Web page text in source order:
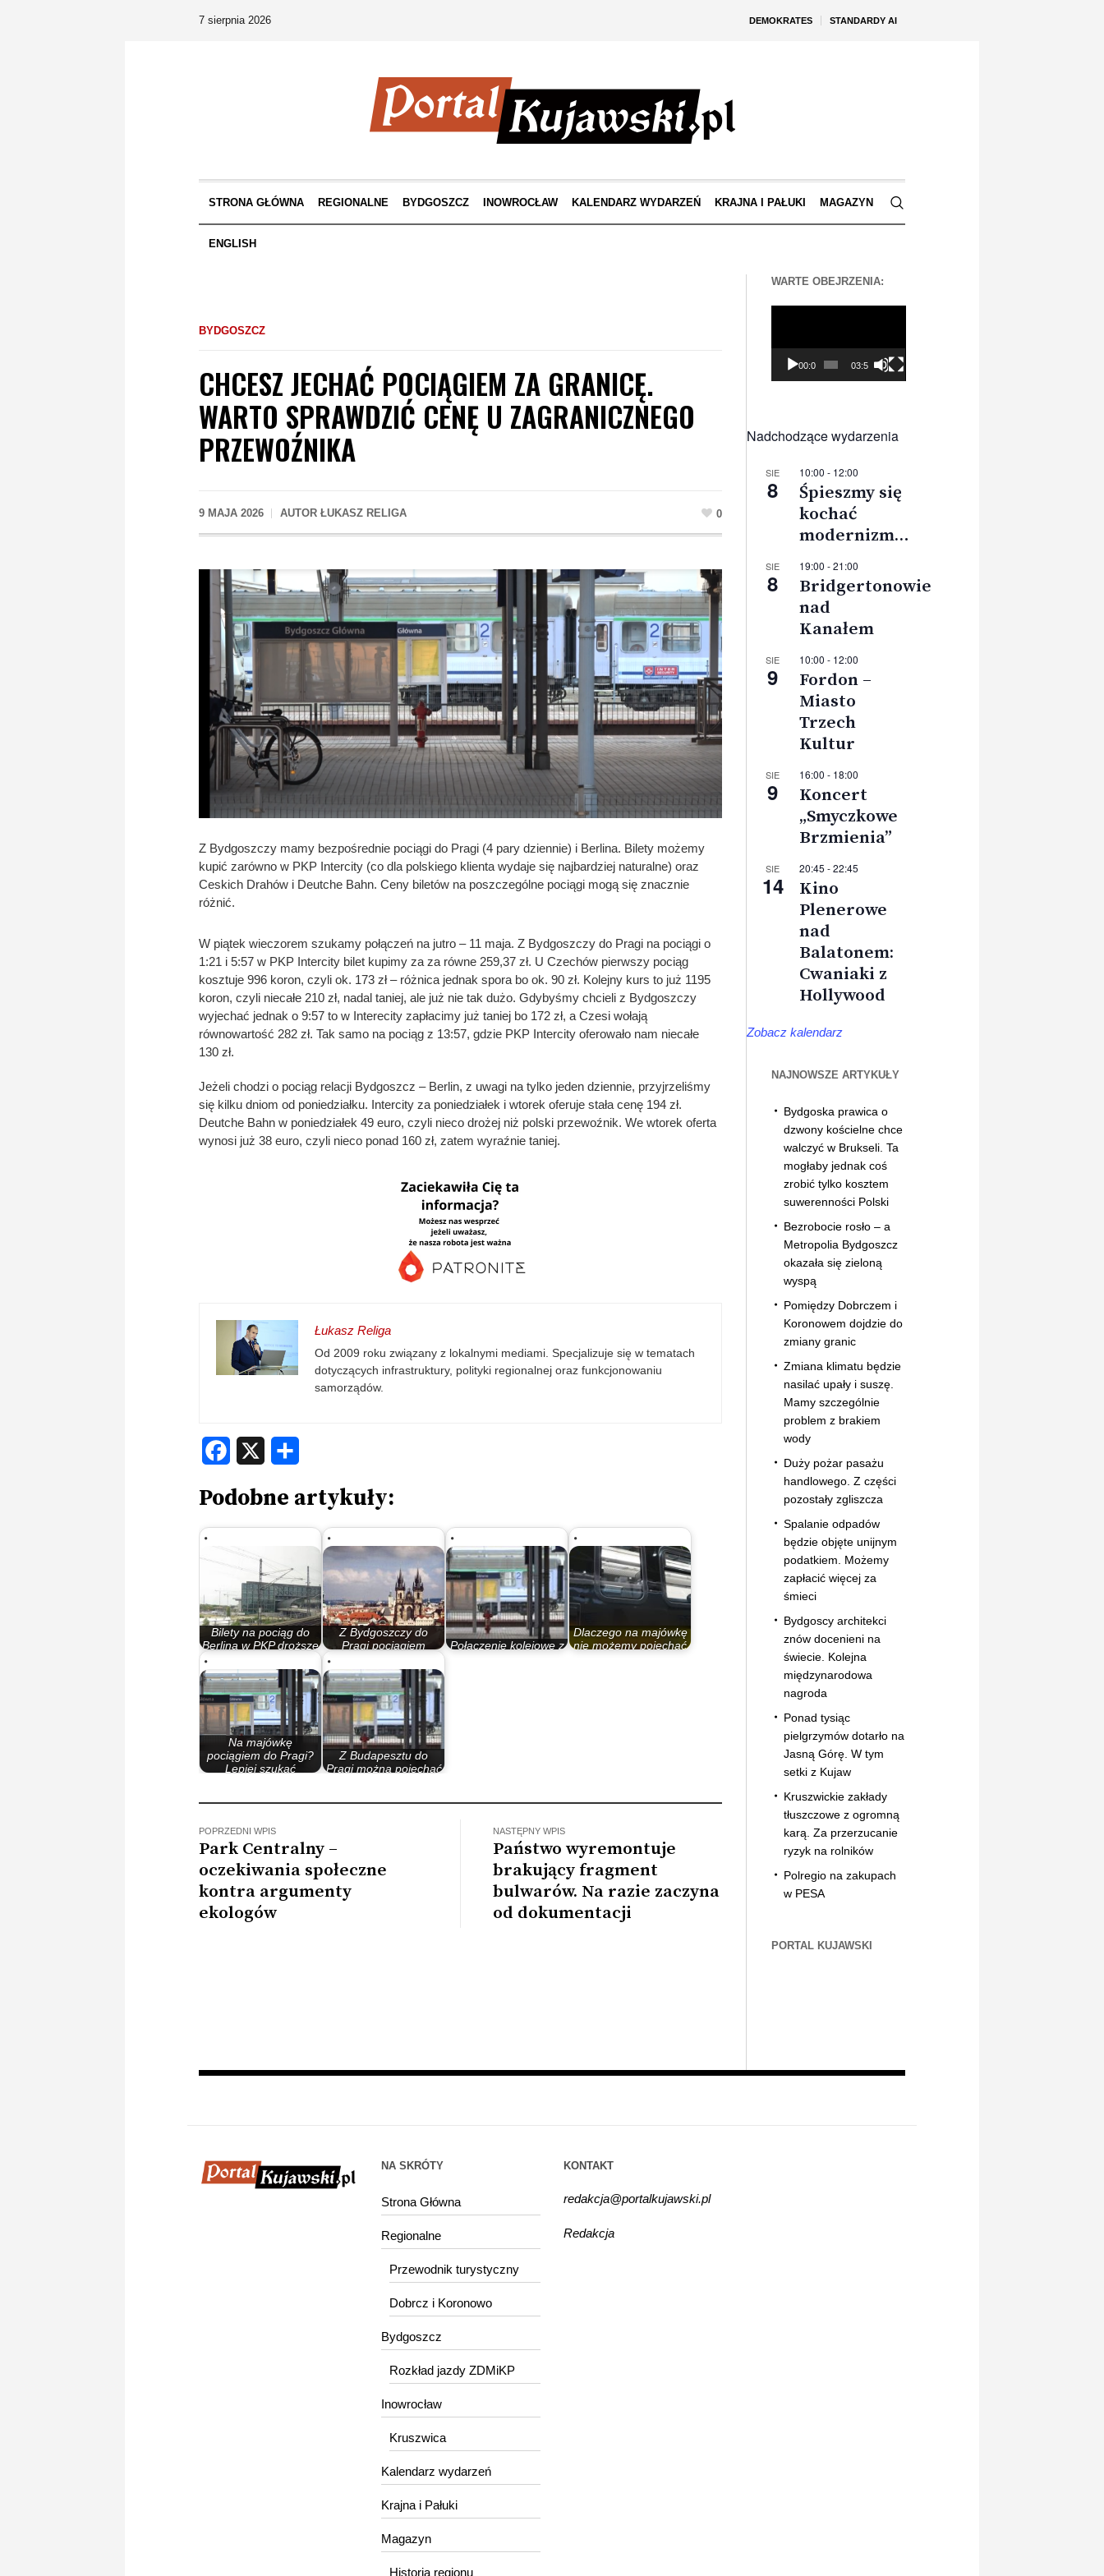
DEMOKRATES STANDARDY AI
7 sierpnia 2026
STRONA GŁÓWNA REGIONALNE BYDGOSZCZ INOWROCŁAW KALENDARZ WYDARZEŃ KRAJNA I PAŁUKI MAGAZYN
ENGLISH
BYDGOSZCZ
CHCESZ JECHAĆ POCIĄGIEM ZA GRANICĘ.
WARTO SPRAWDZIĆ CENĘ U ZAGRANICZNEGO
PRZEWOŹNIKA
9 MAJA 2026 AUTOR ŁUKASZ RELIGA 0
Z Bydgoszczy mamy bezpośrednie pociągi do Pragi (4 pary dziennie) i Berlina. Bilety możemy
kupić zarówno w PKP Intercity (co dla polskiego klienta wydaje się najbardziej naturalne) oraz
Ceskich Drahów i Deutche Bahn. Ceny biletów na poszczególne pociągi mogą się znacznie
różnić.
W piątek wieczorem szukamy połączeń na jutro – 11 maja. Z Bydgoszczy do Pragi na pociągi o
1:21 i 5:57 w PKP Intercity bilet kupimy za za równe 259,37 zł. U Czechów pierwszy pociąg
kosztuje 996 koron, czyli ok. 173 zł – różnica jednak spora bo ok. 90 zł. Kolejny kurs to już 1195
koron, czyli niecałe 210 zł, nadal taniej, ale już nie tak dużo. Gdybyśmy chcieli z Bydgoszczy
wyjechać jednak o 9:57 to w Interecity zapłacimy już taniej bo 172 zł, a Czesi wołają
równowartość 282 zł. Tak samo na pociąg z 13:57, gdzie PKP Intercity oferowało nam niecałe
130 zł.
Jeżeli chodzi o pociąg relacji Bydgoszcz – Berlin, z uwagi na tylko jeden dziennie, przyjrzeliśmy
się kilku dniom od poniedziałku. Intercity za poniedziałek i wtorek oferuje stała cenę 194 zł.
Deutche Bahn w poniedziałek 49 euro, czyli nieco drożej niż polski przewoźnik. We wtorek oferta
wynosi już 38 euro, czyli nieco ponad 160 zł, zatem wyraźnie taniej.
Łukasz Religa
Od 2009 roku związany z lokalnymi mediami. Specjalizuje się w tematach
dotyczących infrastruktury, polityki regionalnej oraz funkcjonowaniu
samorządów.
Facebook
Podobne artykuły:
Bilety na pociąg do
Berlina w PKP droższe
Z Bydgoszczy do
Pragi pociągiem
możemy już dzisiaj…
Połączenie kolejowe z
Dlaczego na majówkę
nie możemy pojechać
Na majówkę
pociągiem do Pragi?
Lepiej szukać
Z Budapesztu do
Pragi można pojechać
POPRZEDNI WPIS
Park Centralny –
oczekiwania społeczne
kontra argumenty
ekologów
NASTĘPNY WPIS
Państwo wyremontuje
brakujący fragment
bulwarów. Na razie zaczyna
od dokumentacji
WARTE OBEJRZENIA:
00:00 03:56
Nadchodzące wydarzenia
SIE
8
10:00 - 12:00
Śpieszmy się
kochać
modernizm…
SIE
8
19:00 -21:00
Bridgertonowie
nad
Kanałem
SIE
9
10:00 - 12:00
Fordon –
Miasto
Trzech
Kultur
SIE
9
16:00 - 18:00
Koncert
„Smyczkowe
Brzmienia”
SIE
14
20:45 -22:45
Kino
Plenerowe
nad
Balatonem:
Cwaniaki z
Hollywood
Zobacz kalendarz
NAJNOWSZE ARTYKUŁY
Bydgoska prawica o
dzwony kościelne chce
walczyć w Brukseli. Ta
mogłaby jednak coś
zrobić tylko kosztem
suwerenności Polski
Bezrobocie rosło – a
Metropolia Bydgoszcz
okazała się zieloną
wyspą
Pomiędzy Dobrczem i
Koronowem dojdzie do
zmiany granic
Zmiana klimatu będzie
nasilać upały i suszę.
Mamy szczególnie
problem z brakiem
wody
Duży pożar pasażu
handlowego. Z części
pozostały zgliszcza
Spalanie odpadów
będzie objęte unijnym
podatkiem. Możemy
zapłacić więcej za
śmieci
Bydgoscy architekci
znów docenieni na
świecie. Kolejna
międzynarodowa
nagroda
Ponad tysiąc
pielgrzymów dotarło na
Jasną Górę. W tym
setki z Kujaw
Kruszwickie zakłady
tłuszczowe z ogromną
karą. Za przerzucanie
ryzyk na rolników
Polregio na zakupach
w PESA
PORTAL KUJAWSKI
NA SKRÓTY
Strona Główna
Regionalne
Przewodnik turystyczny
Dobrcz i Koronowo
Bydgoszcz
Rozkład jazdy ZDMiKP
Inowrocław
Kruszwica
Kalendarz wydarzeń
Krajna i Pałuki
Magazyn
Historia regionu
KONTAKT
redakcja@portalkujawski.pl
Redakcja